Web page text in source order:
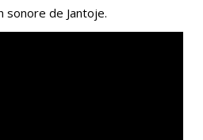
sonore de Jantoje.